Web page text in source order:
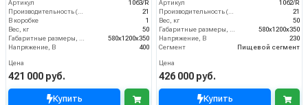
Артикул
1063/R
Производительность (л/мин)
21
В коробке
1
Вес, кг
50
Габаритные размеры, мм
580x1200x350
Напряжение, В
400
Цена
421 000 руб.
Купить
Артикул
1062/R
Производительность (л/мин)
21
Вес, кг
50
Габаритные размеры, мм
580x1200x350
Напряжение, В
230
Сегмент
Пищевой сегмент
Цена
426 000 руб.
Купить